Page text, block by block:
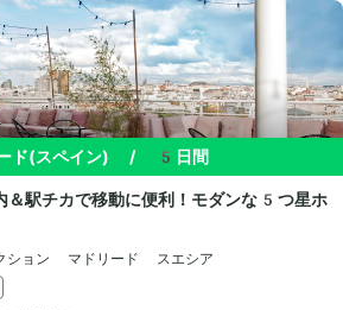
ド(スペイン) / 5日間
＆駅チカで移動に便利！モダンな5つ星ホ
ション マドリード スエシア